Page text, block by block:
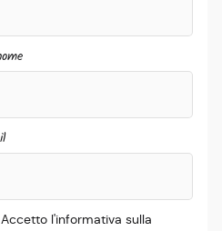
Accetto l'informativa sulla